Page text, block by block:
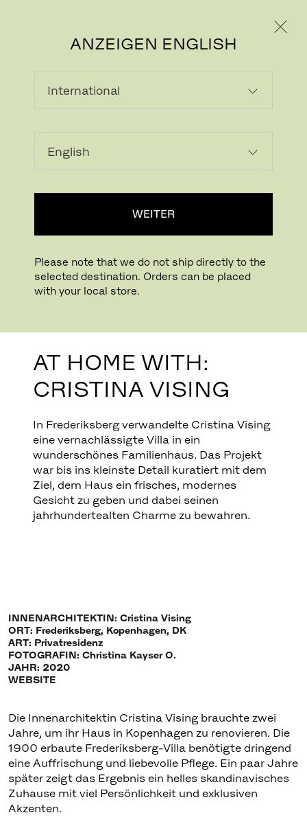
ANZEIGEN ENGLISH
WEITER
Please note that we do not ship directly to the
selected destination. Orders can be placed
with your local store.
AT HOME WITH:
CRISTINA VISING
In Frederiksberg verwandelte Cristina Vising
eine vernachlässigte Villa in ein
wunderschönes Familienhaus. Das Projekt
war bis ins kleinste Detail kuratiert mit dem
Ziel, dem Haus ein frisches, modernes
Gesicht zu geben und dabei seinen
jahrhundertealten Charme zu bewahren.
INNENARCHITEKTIN: Cristina Vising
ORT: Frederiksberg, Kopenhagen, DK
ART: Privatresidenz
FOTOGRAFIN: Christina Kayser O.
JAHR: 2020
WEBSITE
Die Innenarchitektin Cristina Vising brauchte zwei
Jahre, um ihr Haus in Kopenhagen zu renovieren. Die
1900 erbaute Frederiksberg-Villa benötigte dringend
eine Auffrischung und liebevolle Pflege. Ein paar Jahre
später zeigt das Ergebnis ein helles skandinavisches
Zuhause mit viel Persönlichkeit und exklusiven
Akzenten.